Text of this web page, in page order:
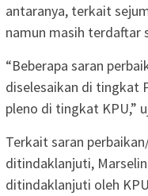
antaranya, terkait
namun masih terdaftar
“Beberapa saran
diselesaikan di tingkat
pleno di tingkat KPU,”
Terkait saran
ditindaklanjuti,
ditindaklanjuti oleh